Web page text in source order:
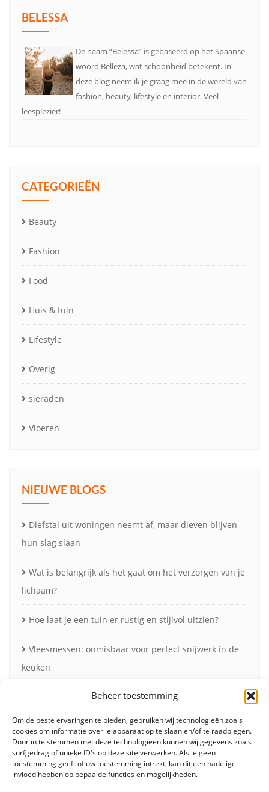
Beheer toestemming
Om de beste ervaringen te bieden, gebruiken wij technologieën zoals
cookies om informatie over je apparaat op te slaan en/of te raadplegen.
Door in te stemmen met deze technologieën kunnen wij gegevens zoals
surfgedrag of unieke ID's op deze site verwerken. Als je geen
toestemming geeft of uw toestemming intrekt, kan dit een nadelige
invloed hebben op bepaalde functies en mogelijkheden.
BELESSA
De naam “Belessa” is gebaseerd op het Spaanse
woord Belleza, wat schoonheid betekent. In
deze blog neem ik je graag mee in de wereld van
fashion, beauty, lifestyle en interior. Veel
leesplezier!
CATEGORIEËN
Beauty
Fashion
Food
Huis & tuin
Lifestyle
Overig
sieraden
Vloeren
NIEUWE BLOGS
Diefstal uit woningen neemt af, maar dieven blijven
hun slag slaan
Wat is belangrijk als het gaat om het verzorgen van je
lichaam?
Hoe laat je een tuin er rustig en stijlvol uitzien?
Vleesmessen: onmisbaar voor perfect snijwerk in de
keuken
Zonneschermen in de herfst voor minder verblinding
en meer comfort